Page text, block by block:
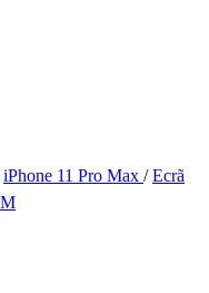
iPhone 11 Pro Max / Ecrã